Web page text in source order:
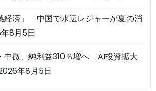
経済」 中国で水辺レジャーが夏の消
8月5日
中微、純利益310％増へ AI投資拡大
年8月5日